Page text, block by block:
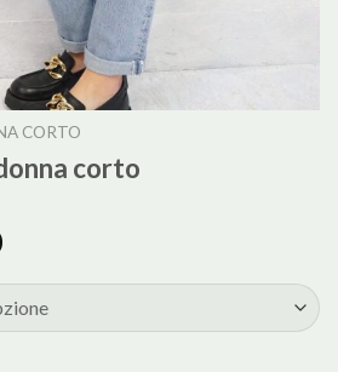
CORTO
corto